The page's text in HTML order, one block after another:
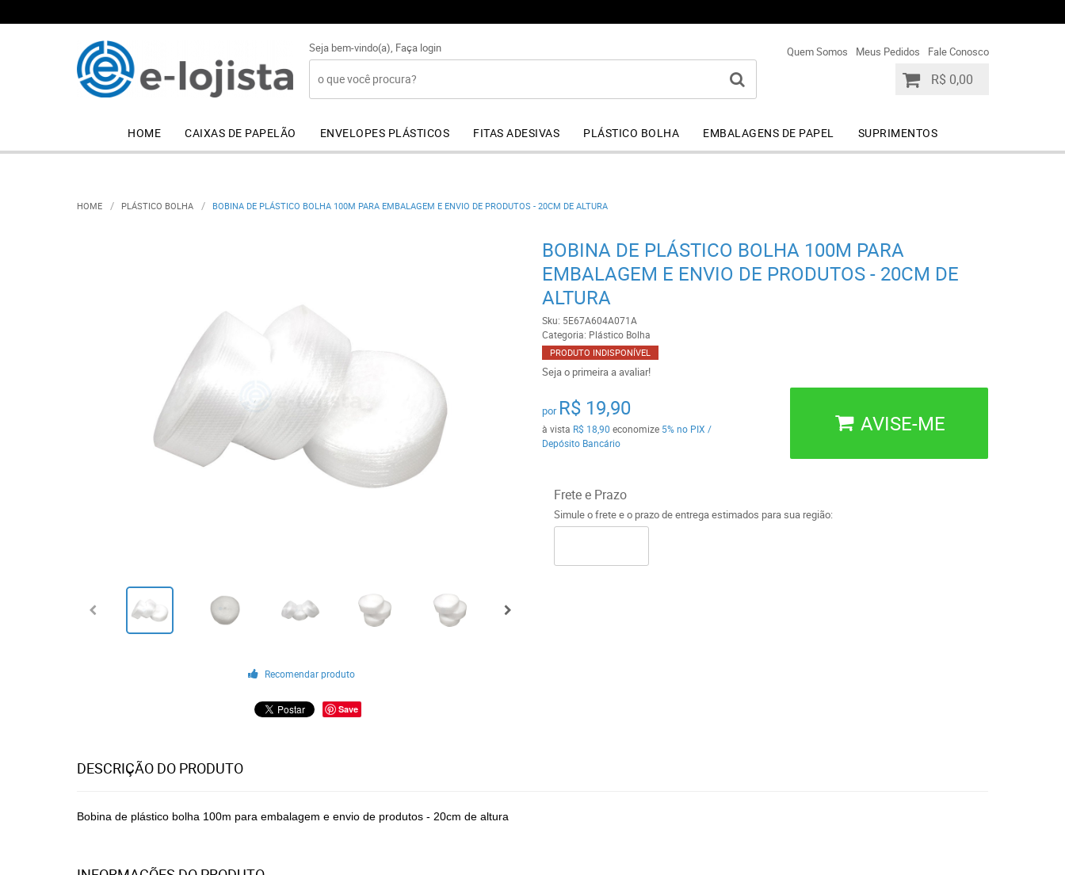
Seja bem-vindo(a), Faça login Quem Somos Meus Pedidos Fale Conosco
R$ 0,00
HOME CAIXAS DE PAPELÃO ENVELOPES PLÁSTICOS FITAS ADESIVAS PLÁSTICO BOLHA EMBALAGENS DE PAPEL SUPRIMENTOS
HOME PLÁSTICO BOLHA BOBINA DE PLÁSTICO BOLHA 100M PARA EMBALAGEM E ENVIO DE PRODUTOS - 20CM DE ALTURA
Recomendar produto
Save
BOBINA DE PLÁSTICO BOLHA 100M PARA
EMBALAGEM E ENVIO DE PRODUTOS - 20CM DE
ALTURA
Sku: 5E67A604A071A
Categoria: Plástico Bolha
PRODUTO INDISPONÍVEL
Seja o primeira a avaliar!
por R$ 19,90
à vista R$ 18,90 economize 5% no PIX /
Depósito Bancário
AVISE-ME
Frete e Prazo
Simule o frete e o prazo de entrega estimados para sua região:
DESCRIÇÃO DO PRODUTO
Bobina de plástico bolha 100m para embalagem e envio de produtos - 20cm de altura